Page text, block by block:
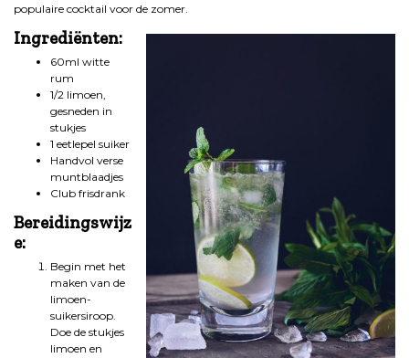
populaire cocktail voor de zomer.
Ingrediënten:
60ml witte
rum
1/2 limoen,
gesneden in
stukjes
1 eetlepel suiker
Handvol verse
muntblaadjes
Club frisdrank
Bereidingswijz
e:
Begin met het
maken van de
limoen-
suikersiroop.
Doe de stukjes
limoen en